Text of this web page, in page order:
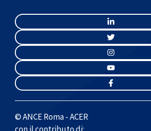
© ANCE Roma - ACER